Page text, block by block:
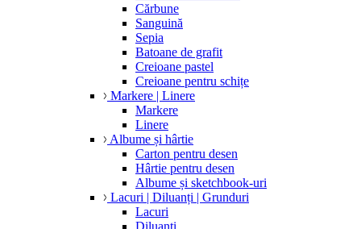
Cărbune
Sanguină
Sepia
Batoane de grafit
Creioane pastel
Creioane pentru schițe
Markere | Linere
Markere
Linere
Albume și hârtie
Carton pentru desen
Hârtie pentru desen
Albume și sketchbook-uri
Lacuri | Diluanți | Grunduri
Lacuri
Diluanți